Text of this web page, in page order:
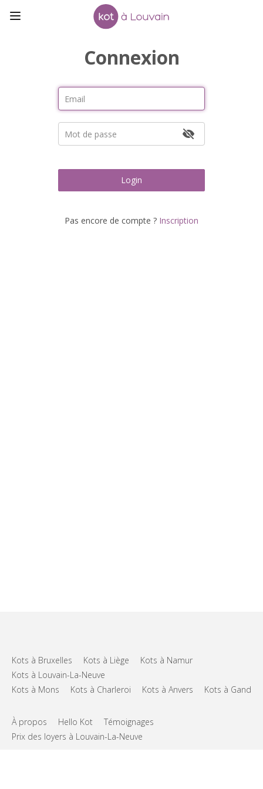
Connexion
Login
Pas encore de compte ? Inscription
Kots à Bruxelles Kots à Liège
Kots à Namur
Kots à Louvain-La-Neuve
Kots à Mons
Kots à Charleroi Kots à Anvers Kots à Gand
À propos Hello Kot
Témoignages
Prix des loyers à Louvain-La-Neuve